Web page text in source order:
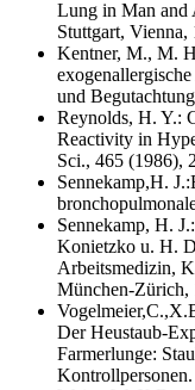
Lung in Man and
Stuttgart, Vienna,
Kentner, M., M.
und
Reynolds, H. Y.:
Reactivity in
Sci., 465 (1986),
Sennekamp,H.
Sennekamp, H.
Konietzko u. H.
Arbeitsmedizin,
München-Zürich,
Der Heustaub-
Farmerlunge: